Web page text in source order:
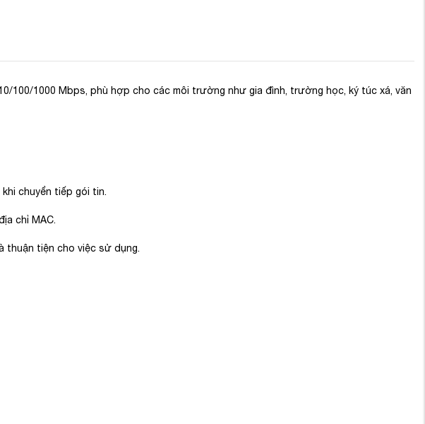
100/1000 Mbps, phù hợp cho các môi trường như gia đình, trường học, ký túc xá, văn
chuyển tiếp gói tin.
chỉ MAC.
thuận tiện cho việc sử dụng.